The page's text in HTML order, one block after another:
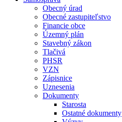
Obecný úrad
Obecné zastupiteľstvo
Financie obce
Územný plán
Stavebný zákon
Tlačivá
PHSR
VZN
Zápisnice
Uznesenia
Dokumenty
Starosta
Ostatné dokumenty